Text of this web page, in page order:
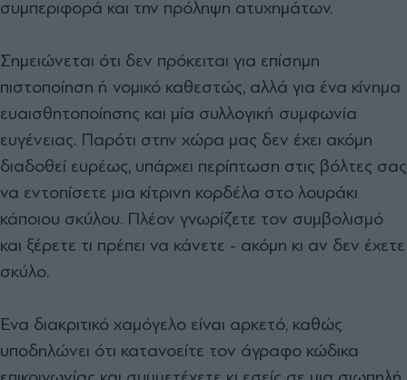
συμπεριφορά και την πρόληψη ατυχημάτων.
Σημειώνεται ότι δεν πρόκειται για επίσημη
πιστοποίηση ή νομικό καθεστώς, αλλά για ένα κίνημα
ευαισθητοποίησης και μία συλλογική συμφωνία
ευγένειας. Παρότι στην χώρα μας δεν έχει ακόμη
διαδοθεί ευρέως, υπάρχει περίπτωση στις βόλτες σας
να εντοπίσετε μια κίτρινη κορδέλα στο λουράκι
κάποιου σκύλου. Πλέον γνωρίζετε τον συμβολισμό
και ξέρετε τι πρέπει να κάνετε - ακόμη κι αν δεν έχετε
σκύλο.
Ένα διακριτικό χαμόγελο είναι αρκετό, καθώς
υποδηλώνει ότι κατανοείτε τον άγραφο κώδικα